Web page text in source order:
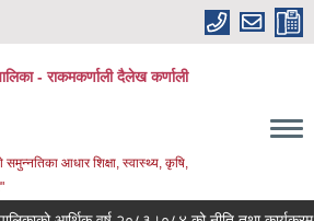
- राकमकर्णाली दैलेख कर्णाली
आधार शिक्षा, स्वास्थ्य, कृषि,